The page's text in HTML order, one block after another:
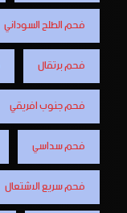
فحم الطلح السوداني
فحم برتقال
فحم جنوب افريقي
فحم سداسي
فحم سريع الاشتعال